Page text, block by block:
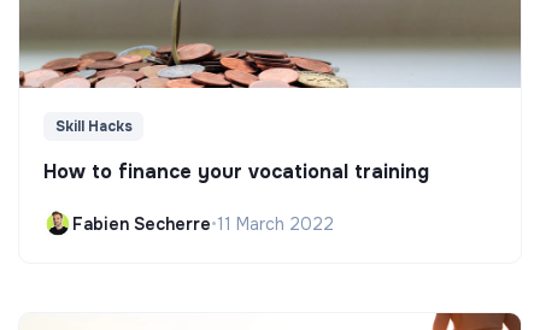
Skill Hacks
How to finance your vocational training
Fabien Secherre•11 March 2022